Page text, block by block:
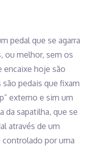
pedal que se agarra
ou melhor, sem os
encaixe hoje são
pedais que fixam
externo e sim um
da sapatilha, que se
através de um
por uma